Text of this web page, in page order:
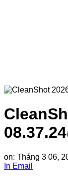
on: Tháng 3 06,
In Email